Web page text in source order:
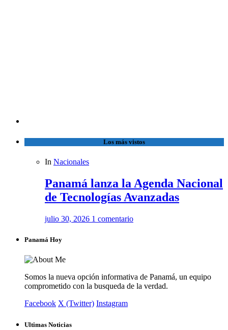
Los más vistos
In Nacionales
Panamá lanza la Agenda Nacional
de Tecnologías Avanzadas
julio 30, 2026 1 comentario
Panamá Hoy
Somos la nueva opción informativa de Panamá, un equipo
comprometido con la busqueda de la verdad.
Facebook X (Twitter) Instagram
Ultimas Noticias